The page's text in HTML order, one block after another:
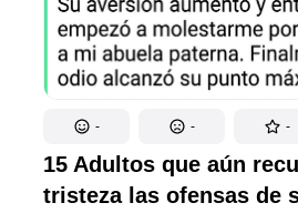
- - -
15 Adultos que aún
tristeza las ofensas de